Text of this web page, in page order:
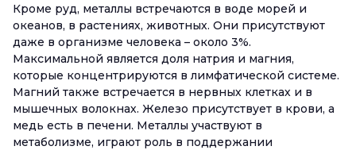
Кроме руд, металлы встречаются в воде морей и
океанов, в растениях, животных. Они присутствуют
даже в организме человека – около 3%.
Максимальной является доля натрия и магния,
которые концентрируются в лимфатической системе.
Магний также встречается в нервных клетках и в
мышечных волокнах. Железо присутствует в крови, а
медь есть в печени. Металлы участвуют в
метаболизме, играют роль в поддержании